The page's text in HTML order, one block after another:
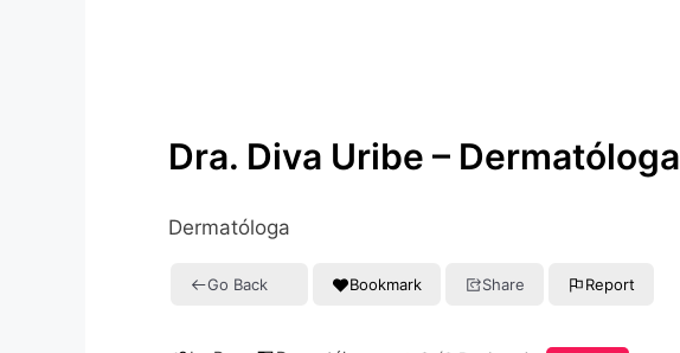
Dra. Diva Uribe – Dermatóloga
Dermatóloga
Go Back Bookmark Share Report